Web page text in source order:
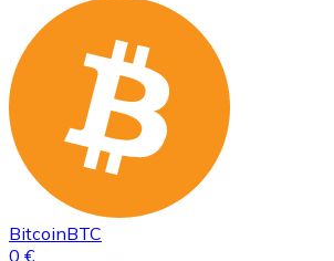
BitcoinBTC
0 €